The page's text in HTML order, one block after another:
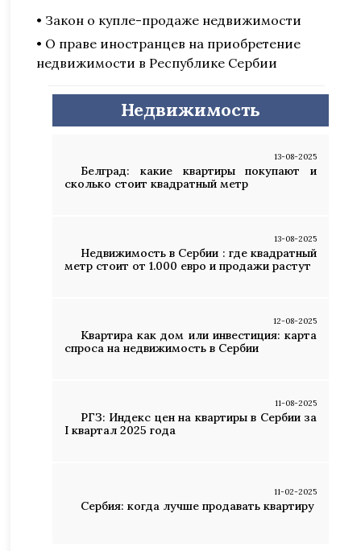
• Закон о купле-продаже недвижимости
• О праве иностранцев на приобретение
недвижимости в Республике Сербии
Недвижимость
13-08-2025
Белград: какие квартиры покупают и
сколько стоит квадратный метр
13-08-2025
Недвижимость в Сербии : где квадратный
метр стоит от 1.000 евро и продажи растут
12-08-2025
Квартира как дом или инвестиция: карта
спроса на недвижимость в Сербии
11-08-2025
РГЗ: Индекс цен на квартиры в Сербии за
I квартал 2025 года
11-02-2025
Сербия: когда лучше продавать квартиру